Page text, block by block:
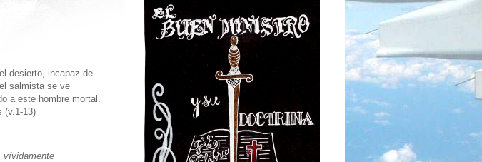
desierto, incapaz de
salmista se ve
a este hombre mortal.
(v.1-13)
vívidamente